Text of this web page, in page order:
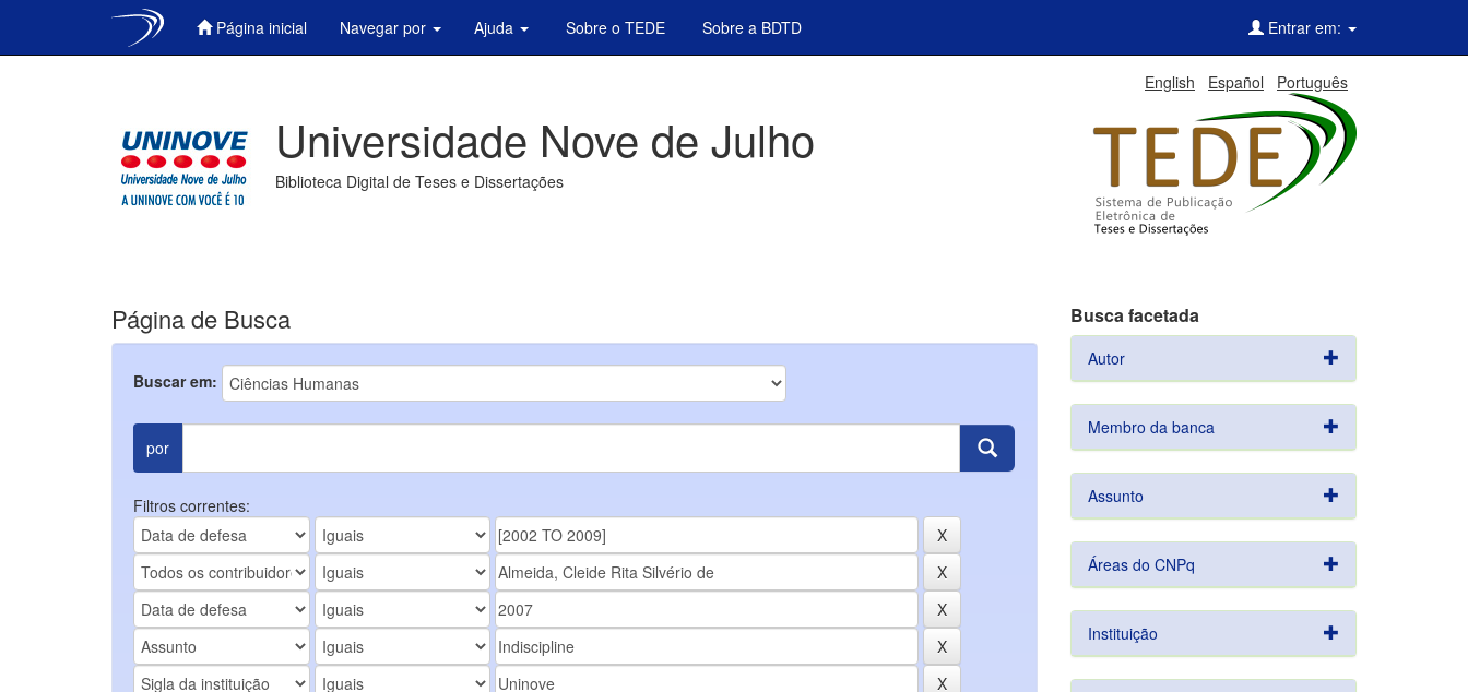
Página inicial Navegar por Ajuda Sobre o TEDE Sobre a BDTD Entrar em:
English Español Português
Universidade Nove de Julho
Biblioteca Digital de Teses e Dissertações
Página de Busca
Buscar em:
por
Filtros correntes:
Busca facetada
Autor
Membro da banca
Assunto
Áreas do CNPq
Instituição